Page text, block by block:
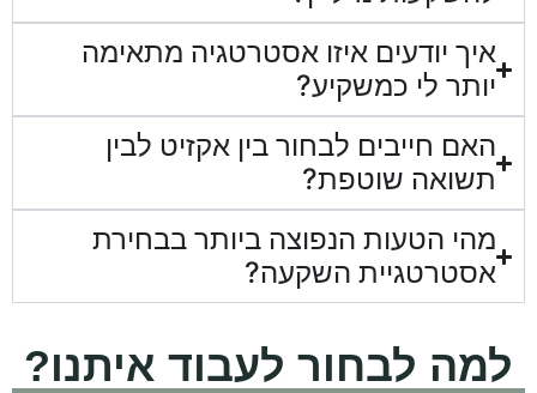
איך יודעים איזו אסטרטגיה מתאימה
יותר לי כמשקיע?
האם חייבים לבחור בין אקזיט לבין
תשואה שוטפת?
מהי הטעות הנפוצה ביותר בבחירת
אסטרטגיית השקעה?
למה לבחור לעבוד איתנו?